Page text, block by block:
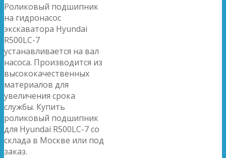
Роликовый подшипник
на гидронасос
экскаватора Hyundai
R500LC-7
устанавливается на вал
насоса. Производится из
высококачественных
материалов для
увеличения срока
службы. Купить
роликовый подшипник
для Hyundai R500LC-7 со
склада в Москве или под
заказ.